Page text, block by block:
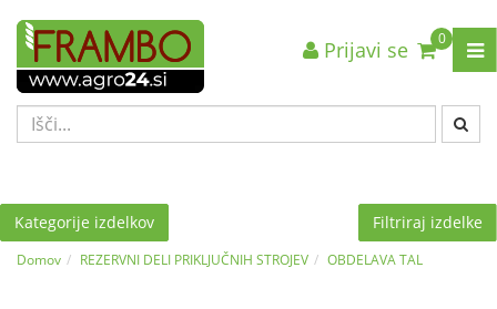
Nazaj en nivo
VRSTA 1
VRSTA 3
Nazaj en nivo
VRSTA 1
VRSTA 3
Nazaj en nivo
VRSTA 1
VRSTA 3
0
Prijavi se
Kategorije izdelkov Filtriraj izdelke
Domov REZERVNI DELI PRIKLJUČNIH STROJEV OBDELAVA TAL